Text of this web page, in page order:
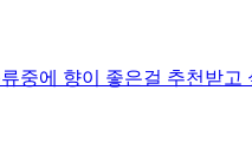
중에 향이 좋은걸 추천받